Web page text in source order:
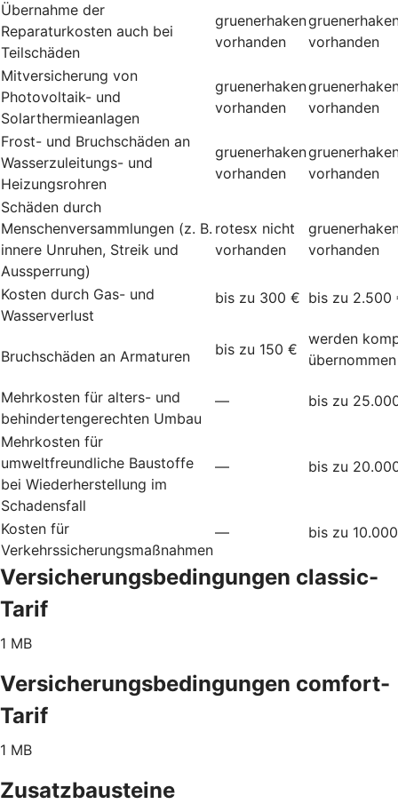
Übernahme der
Reparaturkosten auch bei
Teilschäden
gruenerhaken
vorhanden
vorhanden
Mitversicherung von
Photovoltaik- und
Solarthermieanlagen
gruenerhaken
vorhanden
vorhanden
Frost- und Bruchschäden an
Wasserzuleitungs- und
Heizungsrohren
gruenerhaken
vorhanden
vorhanden
Schäden durch
Menschenversammlungen (z. B.
innere Unruhen, Streik und
Aussperrung)
rotesx nicht
vorhanden
vorhanden
Kosten durch Gas- und
Wasserverlust
bis zu 300 € bis zu 2.500
Bruchschäden an Armaturen bis zu 150 €
werden
übernommen
Mehrkosten für alters- und
behindertengerechten Umbau
— bis zu
Mehrkosten für
umweltfreundliche Baustoffe
bei Wiederherstellung im
Schadensfall
— bis zu
Kosten für
Verkehrssicherungsmaßnahmen
— bis zu
Versicherungsbedingungen classic-
Tarif
1 MB
Versicherungsbedingungen comfort-
Tarif
1 MB
Zusatzbausteine